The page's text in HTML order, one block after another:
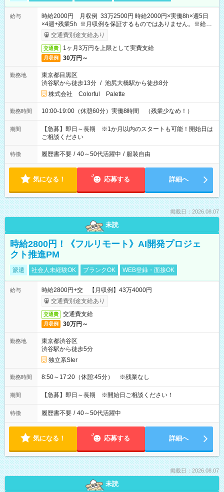
給与
時給2000円 月収例 33万2500円 時給2000円×実働8h×週5日
×4週+残業5h ※月収例を保証するものではありません。※給与
即受取りサービス利用可（利用条件有）
交通費別途支給あり
交通費 1ヶ月3万円を上限として実費支給
月収例 30万円～
勤務地
東京都目黒区
渋谷駅から徒歩13分 / 池尻大橋駅から徒歩8分
株式会社 Colorful Palette
勤務時間 10:00-19:00（休憩60分）実働8時間 （残業少なめ！）
期間
【急募】即日～長期 ※1か月以内のスタートも可能！開始日は
ご相談ください
特徴 履歴書不要 / 40～50代活躍中 / 服装自由
気になる！ 応募する 詳細へ
掲載日：2026.08.07
未読
時給2800円！《フルリモート》AI開発プロジェ
クト推進PM
派遣 社会人未経験OK ブランクOK WEB登録・面接OK
給与
時給2800円+交 【月収例】43万4000円
交通費別途支給あり
交通費 交通費支給
月収例 30万円～
勤務地
東京都渋谷区
渋谷駅から徒歩5分
独立系SIer
勤務時間 8:50～17:20（休憩:45分） ※残業なし
期間 【急募】即日～長期 ※開始日ご相談ください！
特徴 履歴書不要 / 40～50代活躍中
気になる！ 応募する 詳細へ
掲載日：2026.08.07
未読